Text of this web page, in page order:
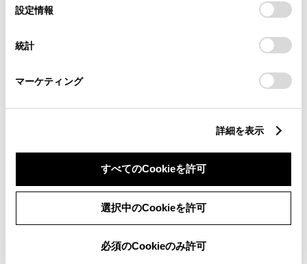
デバイスにすべてのCookie(クッキー)が保存されることに同
意したことになります。Cookie(クッキー)のオプトアウト、
設定の変更、同意を撤回したりするにあたっては、当社の
「Cookie（クッキー）情報の取り扱いについて
」をご覧くだ
設定情報
統計
マーケティング
詳細を表示
すべてのCookieを許可
選択中のCookieを許可
必須のCookieのみ許可